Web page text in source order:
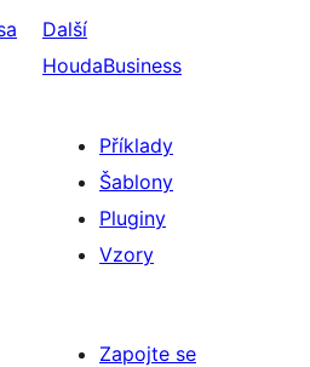
Další
HoudaBusiness
Příklady
Šablony
Pluginy
Vzory
Zapojte se